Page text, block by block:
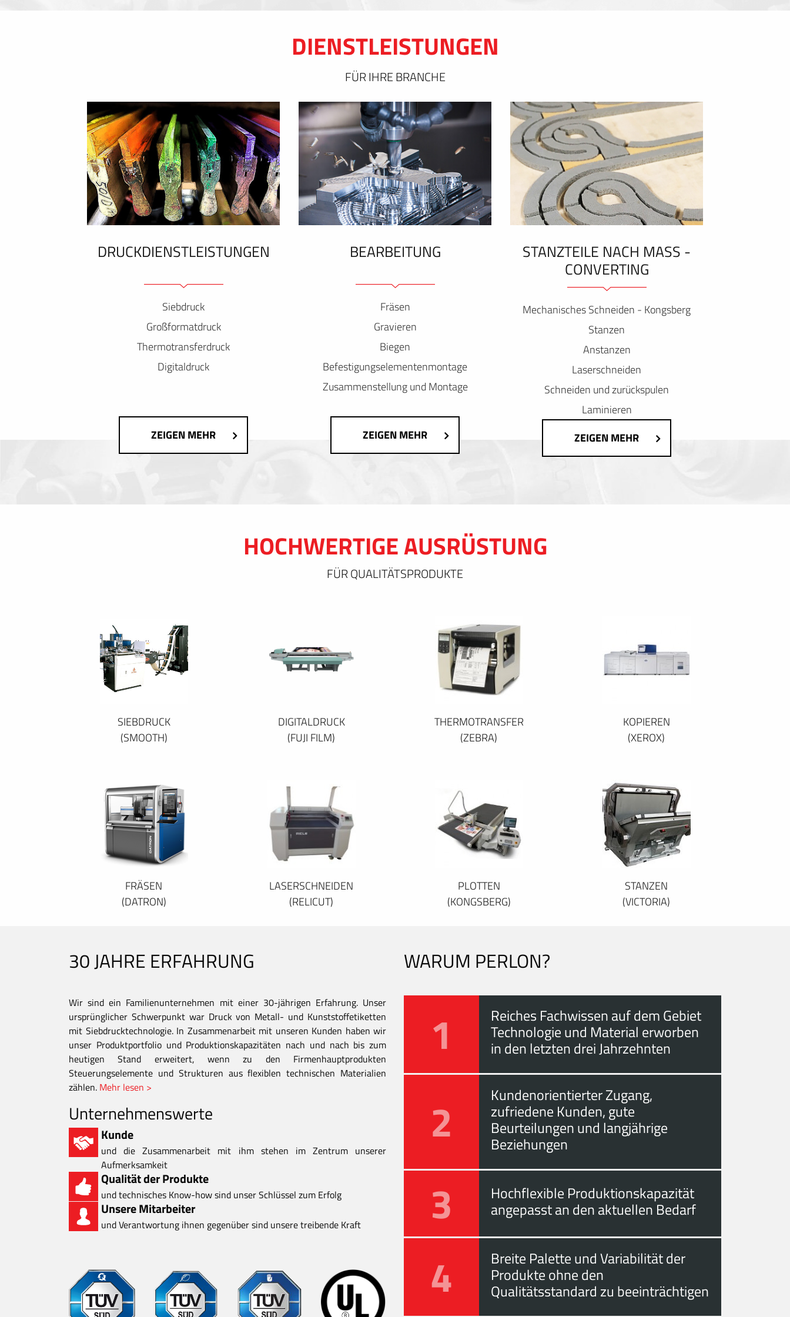
DIENSTLEISTUNGEN
FÜR IHRE BRANCHE
DRUCKDIENSTLEISTUNGEN
Siebdruck
Großformatdruck
Thermotransferdruck
Digitaldruck
ZEIGEN MEHR
BEARBEITUNG
Fräsen
Gravieren
Biegen
Befestigungselementenmontage
Zusammenstellung und Montage
ZEIGEN MEHR
STANZTEILE NACH MASS - C
ONVERTING
Mechanisches Schneiden - Kongsberg
Stanzen
Anstanzen
Laserschneiden
Schneiden und zurückspulen
Laminieren
ZEIGEN MEHR
HOCHWERTIGE AUSRÜSTUNG
FÜR QUALITÄTSPRODUKTE
SIEBDRUCK
(SMOOTH)
DIGITALDRUCK
(FUJI FILM)
THERMOTRANSFER
(ZEBRA)
KOPIEREN
(XEROX)
FRÄSEN
(DATRON)
LASERSCHNEIDEN
(RELICUT)
PLOTTEN
(KONGSBERG)
STANZEN
(VICTORIA)
30 JAHRE ERFAHRUNG
Wir sind ein Familienunternehmen mit einer 30-jährigen Erfahrung. Unser
ursprünglicher Schwerpunkt war Druck von Metall- und Kunststoffetiketten
mit Siebdrucktechnologie. In Zusammenarbeit mit unseren Kunden haben wir
unser Produktportfolio und Produktionskapazitäten nach und nach bis zum
heutigen Stand erweitert, wenn zu den Firmenhauptprodukten
Steuerungselemente und Strukturen aus flexiblen technischen Materialien
zählen. Mehr lesen >
Unternehmenswerte
Kunde
und die Zusammenarbeit mit ihm stehen im Zentrum unserer
Aufmerksamkeit
Qualität der Produkte
und technisches Know-how sind unser Schlüssel zum Erfolg
Unsere Mitarbeiter
und Verantwortung ihnen gegenüber sind unsere treibende Kraft
WARUM PERLON?
1 Reiches Fachwissen auf dem Gebiet
Technologie und Material erworben
in den letzten drei Jahrzehnten
2 Kundenorientierter Zugang,
zufriedene Kunden, gute
Beurteilungen und langjährige
Beziehungen
3 Hochflexible Produktionskapazität
angepasst an den aktuellen Bedarf
4 Breite Palette und Variabilität der
Produkte ohne den
Qualitätsstandard zu beeinträchtigen